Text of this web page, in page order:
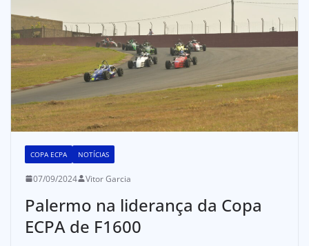
COPA ECPA NOTÍCIAS
07/09/2024 Vitor Garcia
Palermo na liderança da Copa
ECPA de F1600